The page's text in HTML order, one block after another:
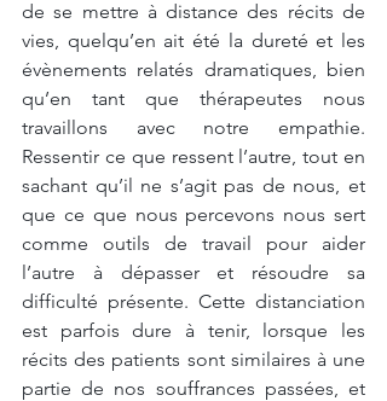
de se mettre à distance des récits de
vies, quelqu’en ait été la dureté et les
évènements relatés dramatiques, bien
qu’en tant que thérapeutes nous
travaillons avec notre empathie.
Ressentir ce que ressent l’autre, tout en
sachant qu’il ne s’agit pas de nous, et
que ce que nous percevons nous sert
comme outils de travail pour aider
l’autre à dépasser et résoudre sa
difficulté présente. Cette distanciation
est parfois dure à tenir, lorsque les
récits des patients sont similaires à une
partie de nos souffrances passées, et